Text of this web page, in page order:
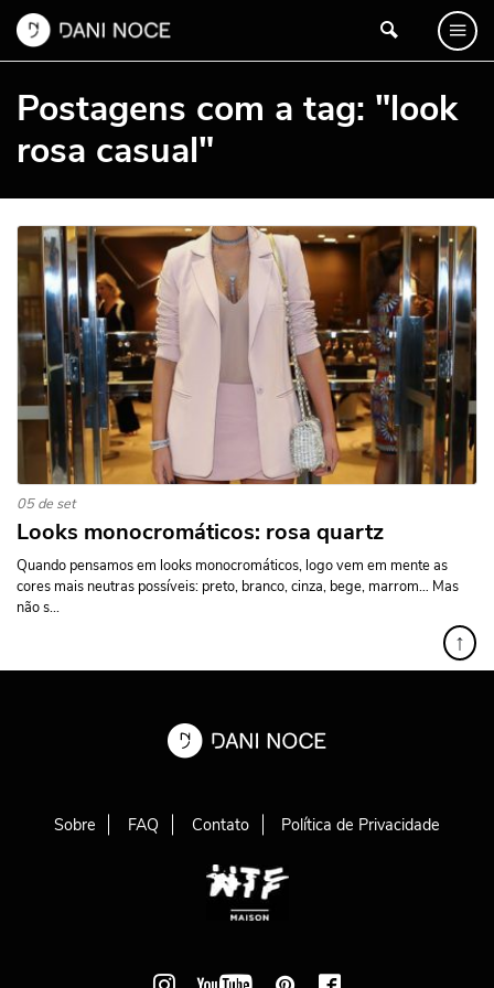
Postagens com a tag: "look
rosa casual"
05 de set
Looks monocromáticos: rosa quartz
Quando pensamos em looks monocromáticos, logo vem em mente as
cores mais neutras possíveis: preto, branco, cinza, bege, marrom… Mas
não s...
↑
Sobre FAQ Contato Política de Privacidade